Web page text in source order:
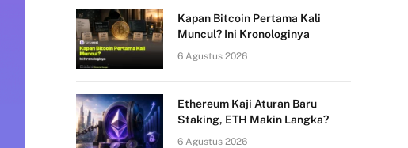
Kapan Bitcoin Pertama Kali
Muncul? Ini Kronologinya
6 Agustus 2026
Ethereum Kaji Aturan Baru
Staking, ETH Makin Langka?
6 Agustus 2026